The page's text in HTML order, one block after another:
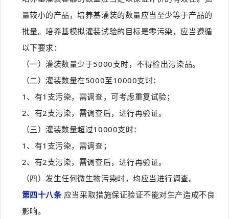
量较小的产品，培养基灌装的数量应当至少等于产品的
批量。培养基模拟灌装试验的目标是零污染，应当遵循
以下要求：
（一）灌装数量少于5000支时，不得检出污染品。
（二）灌装数量在5000至10000支时：
1、有1支污染，需调查，可考虑重复试验；
2、有2支污染，需调查后，进行再验证。
（三）灌装数量超过10000支时：
1、有1支污染，需调查；
2、有2支污染，需调查后，进行再验证。
（四）发生任何微生物污染时，均应当进行调查。
第四十八条应当采取措施保证验证不能对生产造成不良
影响。